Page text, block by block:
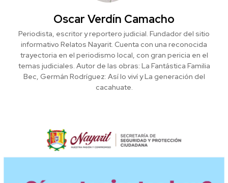
Oscar Verdín Camacho
Periodista, escritor y reportero judicial. Fundador del sitio
informativo Relatos Nayarit. Cuenta con una reconocida
trayectoria en el periodismo local, con gran pericia en el
temas judiciales. Autor de las obras: La Fantástica Familia
Bec, Germán Rodríguez: Así lo viví y La generación del
cacahuate.